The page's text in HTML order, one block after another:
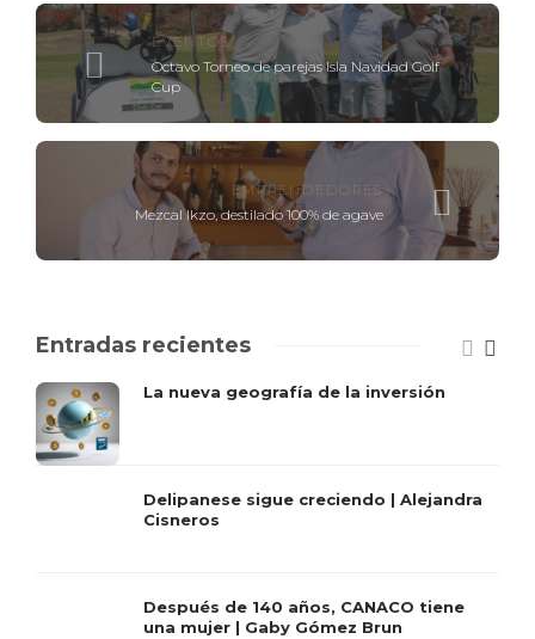
EVENTOS
Octavo Torneo de parejas Isla Navidad Golf
Cup
EMPRENDEDORES
Mezcal Ikzo, destilado 100% de agave
Entradas recientes
La nueva geografía de la inversión
Delipanese sigue creciendo | Alejandra
Cisneros
Después de 140 años, CANACO tiene
una mujer | Gaby Gómez Brun